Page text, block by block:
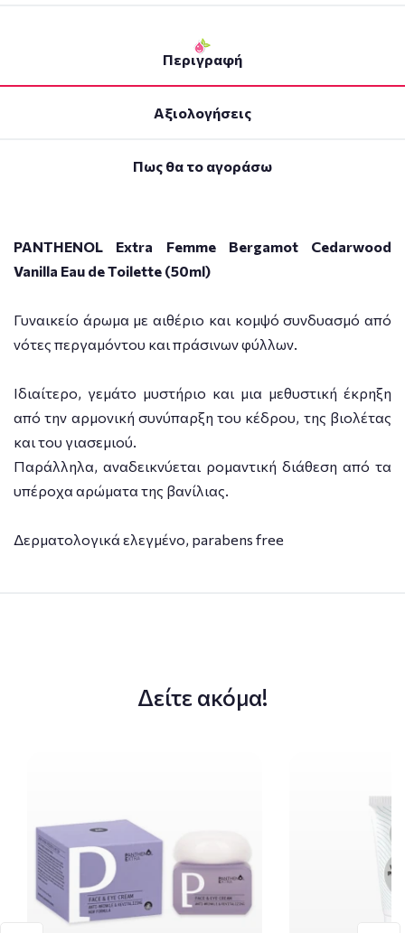
Περιγραφή
Αξιολογήσεις
Πως θα το αγοράσω
PANTHENOL Extra Femme Bergamot Cedarwood
Vanilla Eau de Toilette (50ml)
Γυναικείο άρωμα με αιθέριο και κομψό συνδυασμό από
νότες περγαμόντου και πράσινων φύλλων.
Ιδιαίτερο, γεμάτο μυστήριο και μια μεθυστική έκρηξη
από την αρμονική συνύπαρξη του κέδρου, της βιολέτας
και του γιασεμιού.
Παράλληλα, αναδεικνύεται ρομαντική διάθεση από τα
υπέροχα αρώματα της βανίλιας.
Δερματολογικά ελεγμένο, parabens free
Δείτε ακόμα!